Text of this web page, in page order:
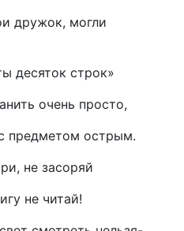
дружок, могли
строк»
очень просто,
острым.
не засоряй
читай!